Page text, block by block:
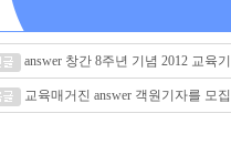
answer 창간 8주년 기념 2012 교육
교육매거진 answer 객원기자를 모